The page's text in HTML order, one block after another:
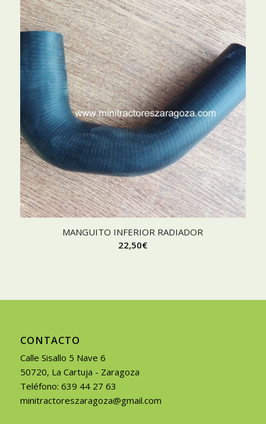
MANGUITO INFERIOR RADIADOR
22,50€
CONTACTO
Calle Sisallo 5 Nave 6
50720, La Cartuja - Zaragoza
Teléfono: 639 44 27 63
minitractoreszaragoza@gmail.com